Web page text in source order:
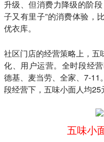
升级、但消费力降级的阶
子又有里子”的消费体验，
优衣库。
社区门店的经营策略上，五
化、用户运营。 全时段经
德基、麦当劳、全家、7-
段经营下，五味小面人均25
五味小